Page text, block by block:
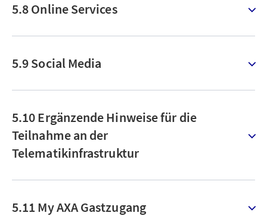
5.8 Online Services
5.9 Social Media
5.10 Ergänzende Hinweise für die
Teilnahme an der
Telematikinfrastruktur
5.11 My AXA Gastzugang